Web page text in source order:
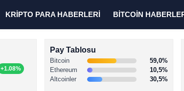
KRİPTO PARA HABERLERİ BİTCOİN
+1.08%
Pay Tablosu
Bitcoin
59,0%
Ethereum
10,5%
Altcoinler
30,5%